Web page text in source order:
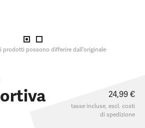
prodotti possono differire dall'originale
24,99 €
tasse incluse, escl. costi
di spedizione